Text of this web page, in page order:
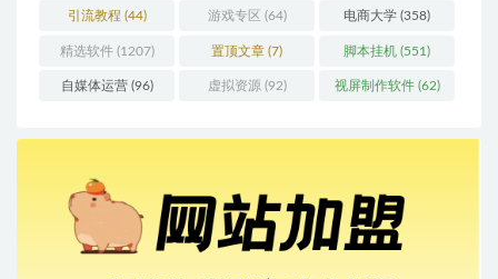
引流教程 (44) 游戏专区 (64) 电商大学 (358)
精选软件(1207) 置顶文章 (7) 脚本挂机 (551)
自媒体运营(96) 虚拟资源 (92) 视屏制作软件(62)